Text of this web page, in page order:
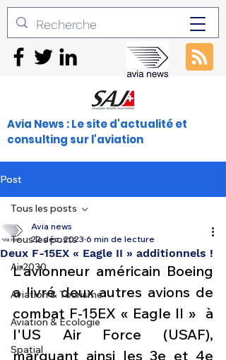
Avia News : Le site d'actualité et
consulting sur l'aviation
Post
Tous les posts
Air2030
Aviation & Tourisme
Aviation & Ecologie
Spatial
Tous les posts
Deux F-15EX « Eagle II » additionnels !
Avia news
22 déc. 2023 6 min de lecture
L'avionneur américain Boeing
a livré deux autres avions de
combat F-15EX « Eagle II »  à
l'US Air Force (USAF),
marquant ainsi les 3e et 4e